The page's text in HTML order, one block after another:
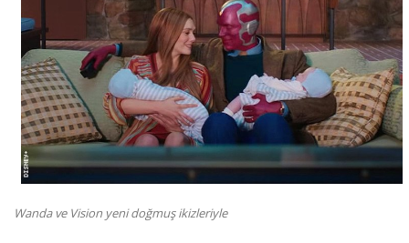
Wanda ve Vision yeni doğmuş ikizleriyle